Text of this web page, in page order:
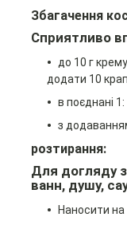
Збагачення
Сприятливо
до 10 г
додати 10
в поєднані
з
розтирання:
Для догляду
ванн, душу,
Наносити на